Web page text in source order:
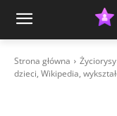
Strona główna Życiorysy
dzieci, Wikipedia,